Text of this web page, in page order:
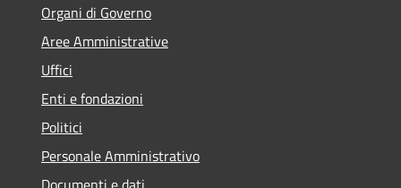
Organi di Governo
Aree Amministrative
Uffici
Enti e fondazioni
Politici
Personale Amministrativo